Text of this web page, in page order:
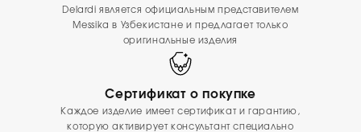
Delardi является официальным представителем
Messika в Узбекистане и предлагает только
оригинальные изделия
Сертификат о покупке
Каждое изделие имеет сертификат и гарантию,
которую активирует консультант специально